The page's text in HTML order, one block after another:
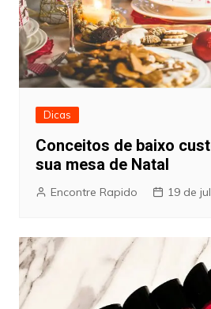
Dicas
Conceitos de baixo
sua mesa de Natal
Encontre Rapido 19 de